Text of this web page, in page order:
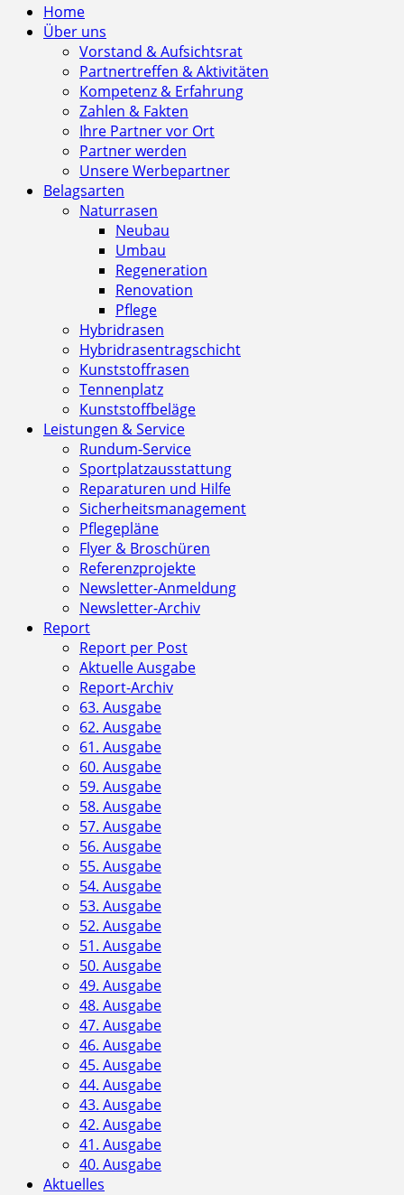
Home
Über uns
Vorstand & Aufsichtsrat
Partnertreffen & Aktivitäten
Kompetenz & Erfahrung
Zahlen & Fakten
Ihre Partner vor Ort
Partner werden
Unsere Werbepartner
Belagsarten
Naturrasen
Neubau
Umbau
Regeneration
Renovation
Pflege
Hybridrasen
Hybridrasentragschicht
Kunststoffrasen
Tennenplatz
Kunststoffbeläge
Leistungen & Service
Rundum-Service
Sportplatzausstattung
Reparaturen und Hilfe
Sicherheitsmanagement
Pflegepläne
Flyer & Broschüren
Referenzprojekte
Newsletter-Anmeldung
Newsletter-Archiv
Report
Report per Post
Aktuelle Ausgabe
Report-Archiv
63. Ausgabe
62. Ausgabe
61. Ausgabe
60. Ausgabe
59. Ausgabe
58. Ausgabe
57. Ausgabe
56. Ausgabe
55. Ausgabe
54. Ausgabe
53. Ausgabe
52. Ausgabe
51. Ausgabe
50. Ausgabe
49. Ausgabe
48. Ausgabe
47. Ausgabe
46. Ausgabe
45. Ausgabe
44. Ausgabe
43. Ausgabe
42. Ausgabe
41. Ausgabe
40. Ausgabe
Aktuelles